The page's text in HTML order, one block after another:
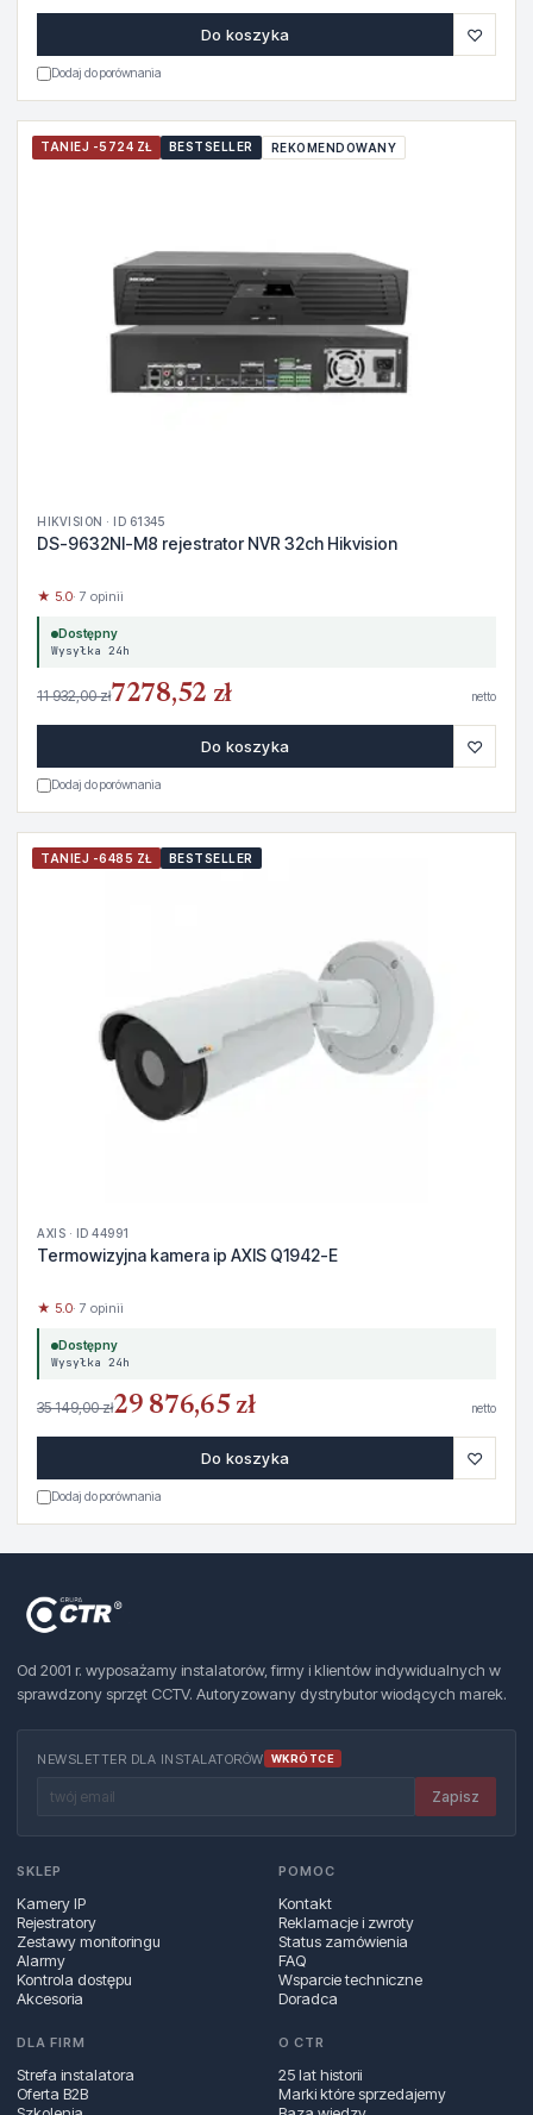
Do koszyka ♡
Dodaj do porównania
TANIEJ -5724 ZŁ BESTSELLER REKOMENDOWANY
HIKVISION · ID 61345
DS-9632NI-M8 rejestrator NVR 32ch Hikvision
★ 5.0· 7 opinii
Dostępny
Wysyłka 24h
11 932,00 zł7278,52 zł netto
Do koszyka ♡
Dodaj do porównania
TANIEJ -6485 ZŁ BESTSELLER
AXIS · ID 44991
Termowizyjna kamera ip AXIS Q1942-E
★ 5.0· 7 opinii
Dostępny
Wysyłka 24h
35 149,00 zł29 876,65 zł netto
Do koszyka ♡
Dodaj do porównania
Od 2001 r. wyposażamy instalatorów, firmy i klientów indywidualnych w
sprawdzony sprzęt CCTV. Autoryzowany dystrybutor wiodących marek.
NEWSLETTER DLA INSTALATORÓW WKRÓTCE
Zapisz
SKLEP
Kamery IP
Rejestratory
Zestawy monitoringu
Alarmy
Kontrola dostępu
Akcesoria
POMOC
Kontakt
Reklamacje i zwroty
Status zamówienia
FAQ
Wsparcie techniczne
Doradca
DLA FIRM
Strefa instalatora
Oferta B2B
O CTR
25 lat historii
Marki które sprzedajemy